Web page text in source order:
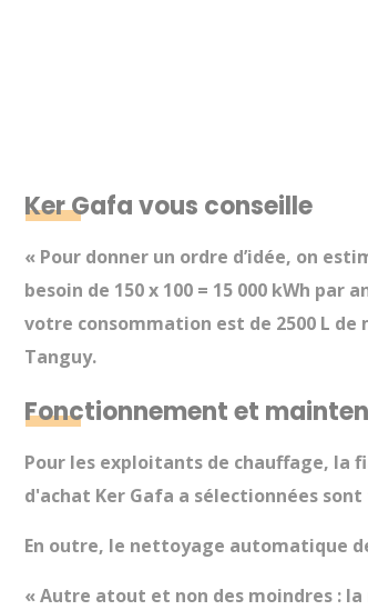
Ker Gafa vous conseille
« Pour donner un ordre d’idée, on
besoin de 150 x 100 = 15 000 kWh
votre consommation est de 2500 L de
Tanguy.
Fonctionnement et
Pour les exploitants de chauffage, la
d'achat Ker Gafa a sélectionnées
En outre, le nettoyage automatique
« Autre atout et non des moindres :